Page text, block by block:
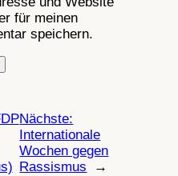
für meinen
speichern.
Nächste:
Internationale
Wochen gegen
Rassismus
→